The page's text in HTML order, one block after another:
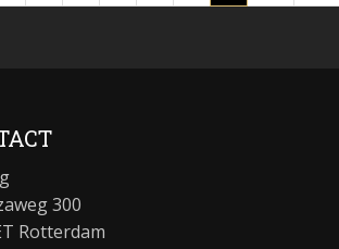
300
Rotterdam